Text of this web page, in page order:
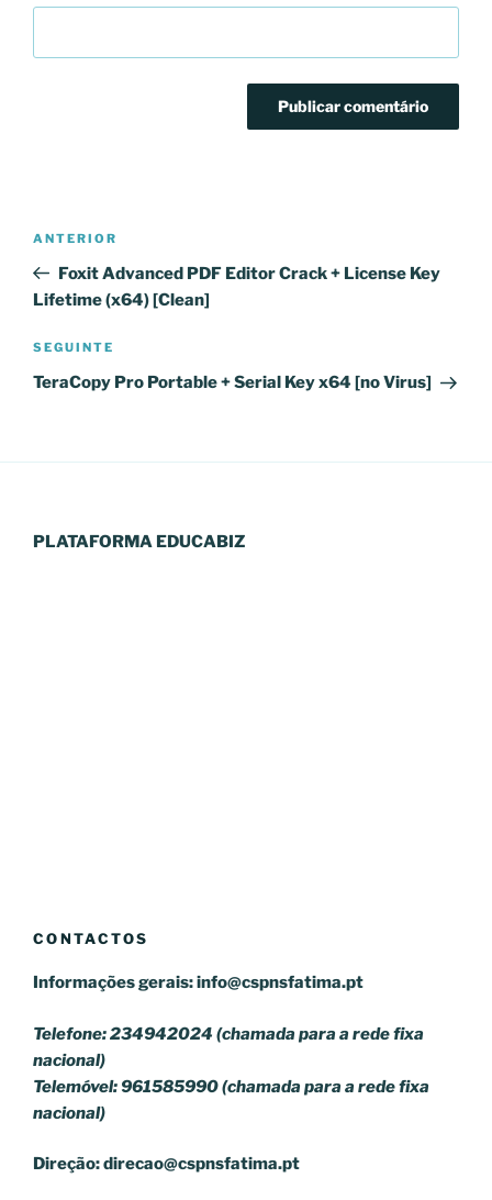
artigos
Conteúdo
anterior
ANTERIOR
Foxit Advanced PDF Editor Crack + License Key
Lifetime (x64) [Clean]
Conteúdo
seguinte
SEGUINTE
TeraCopy Pro Portable + Serial Key x64 [no Virus]
PLATAFORMA EDUCABIZ
CONTACTOS
Informações gerais:info@cspnsfatima.pt
Telefone: 234942024 (chamada para a rede fixa
nacional)
Telemóvel: 961585990 (chamada para a rede fixa
nacional)
Direção:direcao@cspnsfatima.pt